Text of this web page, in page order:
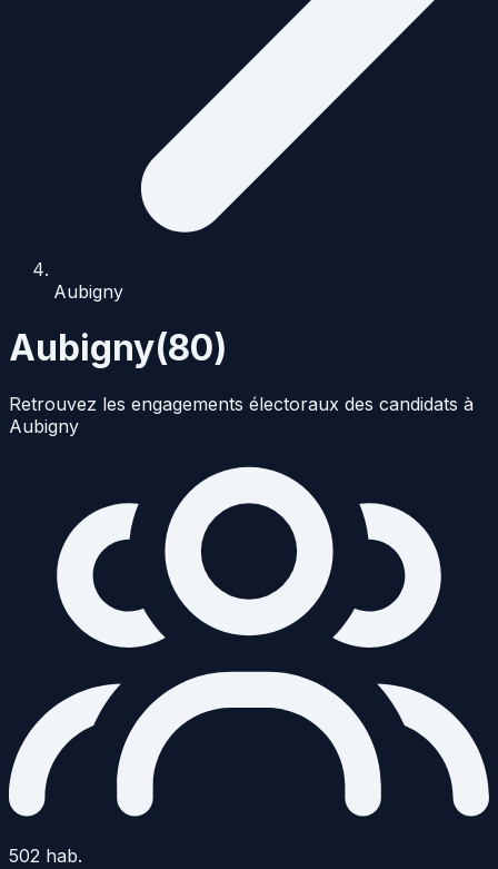
Aubigny
Aubigny(80)
Retrouvez les engagements électoraux des candidats à
Aubigny
502 hab.